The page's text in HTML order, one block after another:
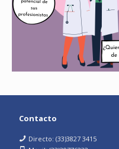
Contacto
Directo: (33)3827 3415